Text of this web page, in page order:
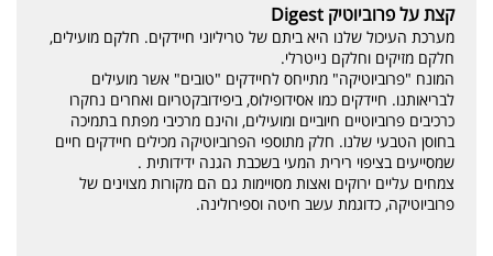
קצת על פרוביוטיק Digest
מערכת העיכול שלנו היא ביתם של טריליוני חיידקים. חלקם מועילים,
חלקם מזיקים וחלקם נייטרלי.
המונח "פרוביוטיקה" מתייחס לחיידקים "טובים" אשר מועילים
לבריאותנו. חיידקים כמו אסידופילוס, ביפידובקטריום ואחרים נחקרו
כרכיבים פרוביוטיים חיוביים ומועילים, והינם מרכיבי מפתח בתמיכה
בחוסן הטבעי שלנו. חלק מתוספי הפרוביוטיקה מכילים חיידקים חיים
שמסייעים בציפוי רירית המעי בשכבת הגנה ידידותית .
צמחים עליים ירוקים ואצות מסויימות גם הם מקורות מצוינים של
פרוביוטיקה, כדוגמת עשב חיטה וספירולינה.